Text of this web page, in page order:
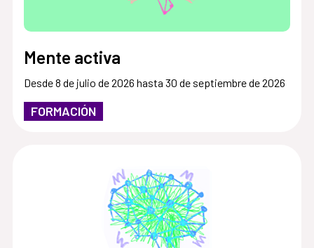
Mente activa
Desde 8 de julio de 2026 hasta 30 de septiembre de 2026
FORMACIÓN